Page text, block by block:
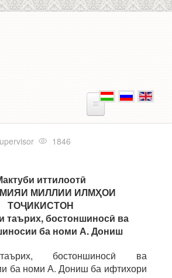
1846
иттилоотӣ
МИЛЛИИ ИЛМҲОИ
ТОҶИКИСТОН
таърих, бостоншиносӣ ва
ба номи А. Дониш
бостоншиносӣ ва
ба номи А. Дониш ба ифтихори